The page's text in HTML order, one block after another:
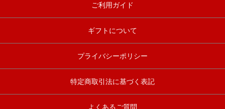
ご利用ガイド
ギフトについて
プライバシーポリシー
特定商取引法に基づく表記
よくあるご質問